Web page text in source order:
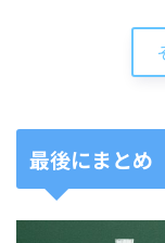
最後にまとめ